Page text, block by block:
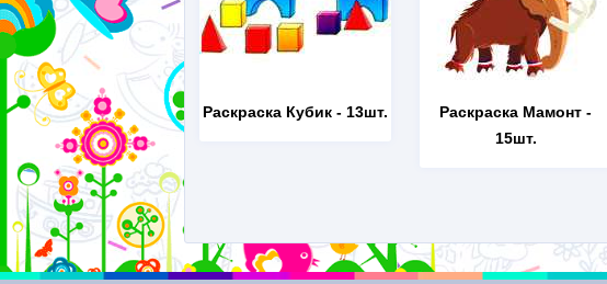
Раскраска Кубик - 13шт. Раскраска Мамонт -
15шт.